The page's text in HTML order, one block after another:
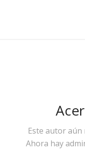
Este autor
Ahora hay